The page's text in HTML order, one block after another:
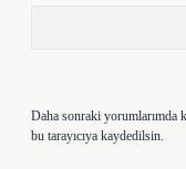
Daha sonraki yorumlarımda
bu tarayıcıya kaydedilsin.